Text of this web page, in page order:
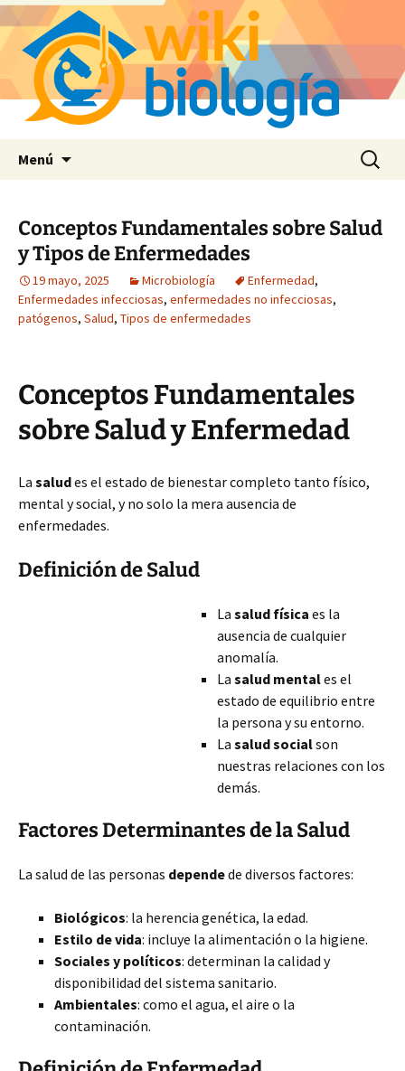
Menú Buscar:
Conceptos Fundamentales sobre Salud
y Tipos de Enfermedades
19 mayo, 2025 Microbiología Enfermedad,
Enfermedades infecciosas, enfermedades no infecciosas,
patógenos, Salud, Tipos de enfermedades
Conceptos Fundamentales
sobre Salud y Enfermedad
La saludes el estado de bienestar completo tanto físico,
mental y social, y no solo la mera ausencia de
enfermedades.
Definición de Salud
La salud física es la
ausencia de cualquier
anomalía.
La salud mentales el
estado de equilibrio entre
la persona y su entorno.
La salud socialson
nuestras relaciones con los
demás.
Factores Determinantes de la Salud
La salud de las personas dependede diversos factores:
Biológicos: la herencia genética, la edad.
Estilo de vida: incluye la alimentación o la higiene.
Sociales y políticos: determinan la calidad y
disponibilidad del sistema sanitario.
Ambientales: como el agua, el aire o la
contaminación.